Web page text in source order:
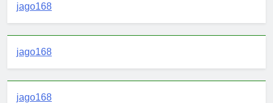
jago168
jago168
jago168